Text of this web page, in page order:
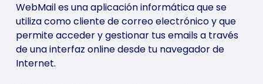
WebMail es una aplicación informática que se
utiliza como cliente de correo electrónico y que
permite acceder y gestionar tus emails a través
de una interfaz online desde tu navegador de
Internet.